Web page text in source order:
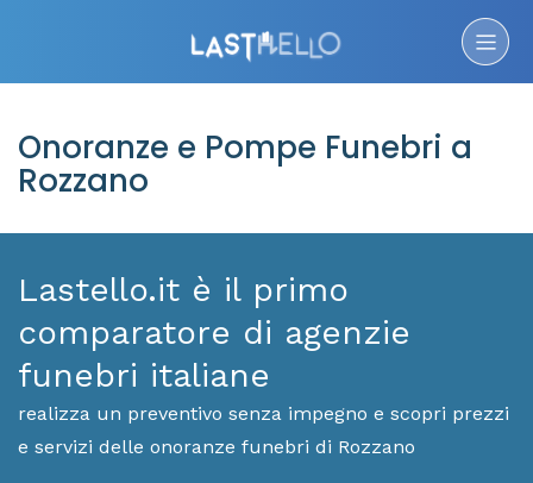
Onoranze e Pompe Funebri a
Rozzano
Lastello.it è il primo
comparatore di agenzie
funebri italiane
realizza un preventivo senza impegno e scopri prezzi
e servizi delle onoranze funebri di Rozzano